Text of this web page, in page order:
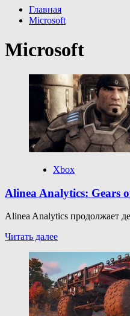
Главная
Microsoft
Microsoft
Xbox
Alinea Analytics: Gears
Alinea Analytics продолжает
Читать далееПрочитать
Alinea
Analytics:
Gears
of
War: